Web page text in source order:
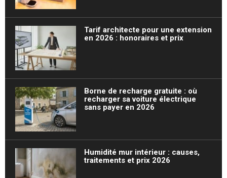
Tarif architecte pour une extension
en 2026 : honoraires et prix
Borne de recharge gratuite : où
recharger sa voiture électrique
sans payer en 2026
Humidité mur intérieur : causes,
traitements et prix 2026